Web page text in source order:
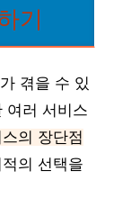
기
겪을 수 있
여러 서비스
의 장단점
의 선택을